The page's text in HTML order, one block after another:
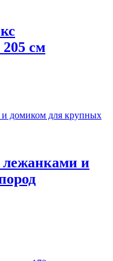
см
лежанками и